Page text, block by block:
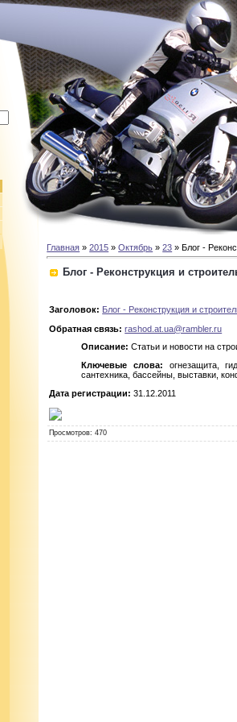
Главная »2015 » Октябрь » 23 » Блог -
Блог - Реконструкция и
Заголовок: Блог - Реконструкция и
Обратная связь: rashod.at.ua@rambler.ru
Описание: Статьи и новости на
Ключевые слова: огнезащита,
сантехника, бассейны, выставки,
Дата регистрации: 31.12.2011
Просмотров: 470